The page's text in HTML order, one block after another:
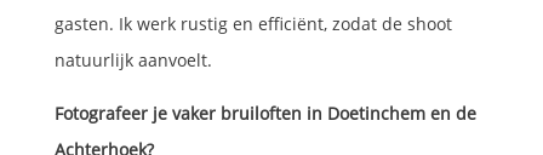
gasten. Ik werk rustig en efficiënt, zodat de shoot
natuurlijk aanvoelt.
Fotografeer je vaker bruiloften in Doetinchem en de
Achterhoek?